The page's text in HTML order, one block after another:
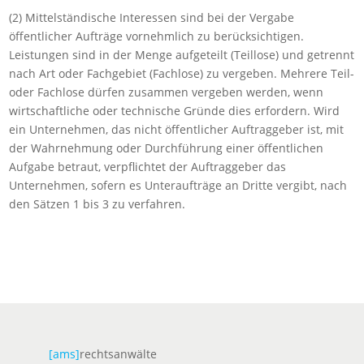
(2) Mittelständische Interessen sind bei der Vergabe
öffentlicher Aufträge vornehmlich zu berücksichtigen.
Leistungen sind in der Menge aufgeteilt (Teillose) und getrennt
nach Art oder Fachgebiet (Fachlose) zu vergeben. Mehrere Teil-
oder Fachlose dürfen zusammen vergeben werden, wenn
wirtschaftliche oder technische Gründe dies erfordern. Wird
ein Unternehmen, das nicht öffentlicher Auftraggeber ist, mit
der Wahrnehmung oder Durchführung einer öffentlichen
Aufgabe betraut, verpflichtet der Auftraggeber das
Unternehmen, sofern es Unteraufträge an Dritte vergibt, nach
den Sätzen 1 bis 3 zu verfahren.
[ams]rechtsanwälte